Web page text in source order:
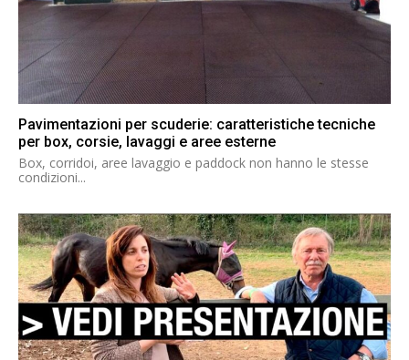
Pavimentazioni per scuderie: caratteristiche tecniche
per box, corsie, lavaggi e aree esterne
Box, corridoi, aree lavaggio e paddock non hanno le stesse
condizioni...